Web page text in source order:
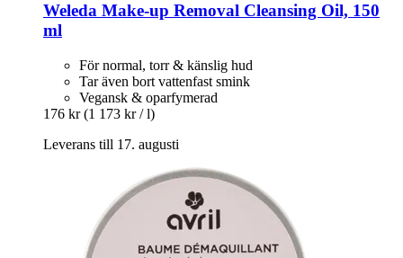
Weleda Make-​up Removal Cleansing Oil, 150
ml
För normal, torr & känslig hud
Tar även bort vattenfast smink
Vegansk & oparfymerad
176 kr (1 173 kr / l)
Leverans till 17. augusti